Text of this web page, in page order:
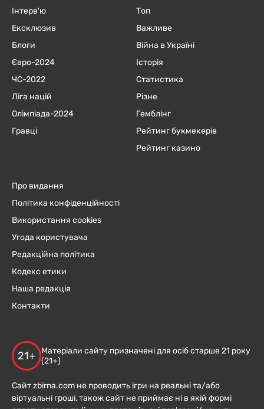
Інтерв'ю
Ексклюзив
Блоги
Євро-2024
ЧC-2022
Ліга націй
Олімпіада-2024
Гравці
Топ
Важливе
Війна в Україні
Історія
Статистика
Різне
Гемблінг
Рейтинг букмекерів
Рейтинг казино
Про видання
Політика конфіденційності
Використання cookies
Угода користувача
Редакційна політика
Кодекс етики
Наша редакція
Контакти
21+
Матеріали сайту призначені для осіб старше 21 року
(21+)
Сайт zbirna.com не проводить ігри на реальні та/або
віртуальні гроші, також сайт не приймає ні в якій формі